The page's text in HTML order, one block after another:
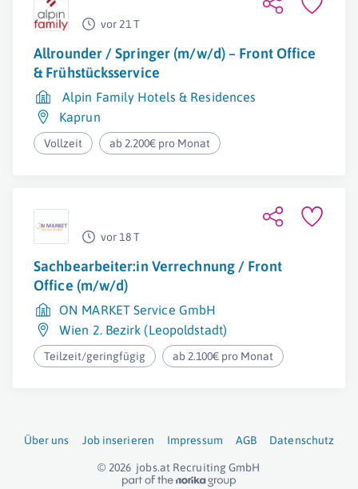
vor 21 T
Allrounder / Springer (m/w/d) – Front Office
& Frühstücksservice
Alpin Family Hotels & Residences
Kaprun
Vollzeit ab 2.200€ pro Monat
vor 18 T
Sachbearbeiter:in Verrechnung / Front
Office (m/w/d)
ON MARKET Service GmbH
Wien 2. Bezirk (Leopoldstadt)
Teilzeit/geringfügig ab 2.100€ pro Monat
Über uns Job inserieren Impressum AGB Datenschutz
© 2026 jobs.at Recruiting GmbH